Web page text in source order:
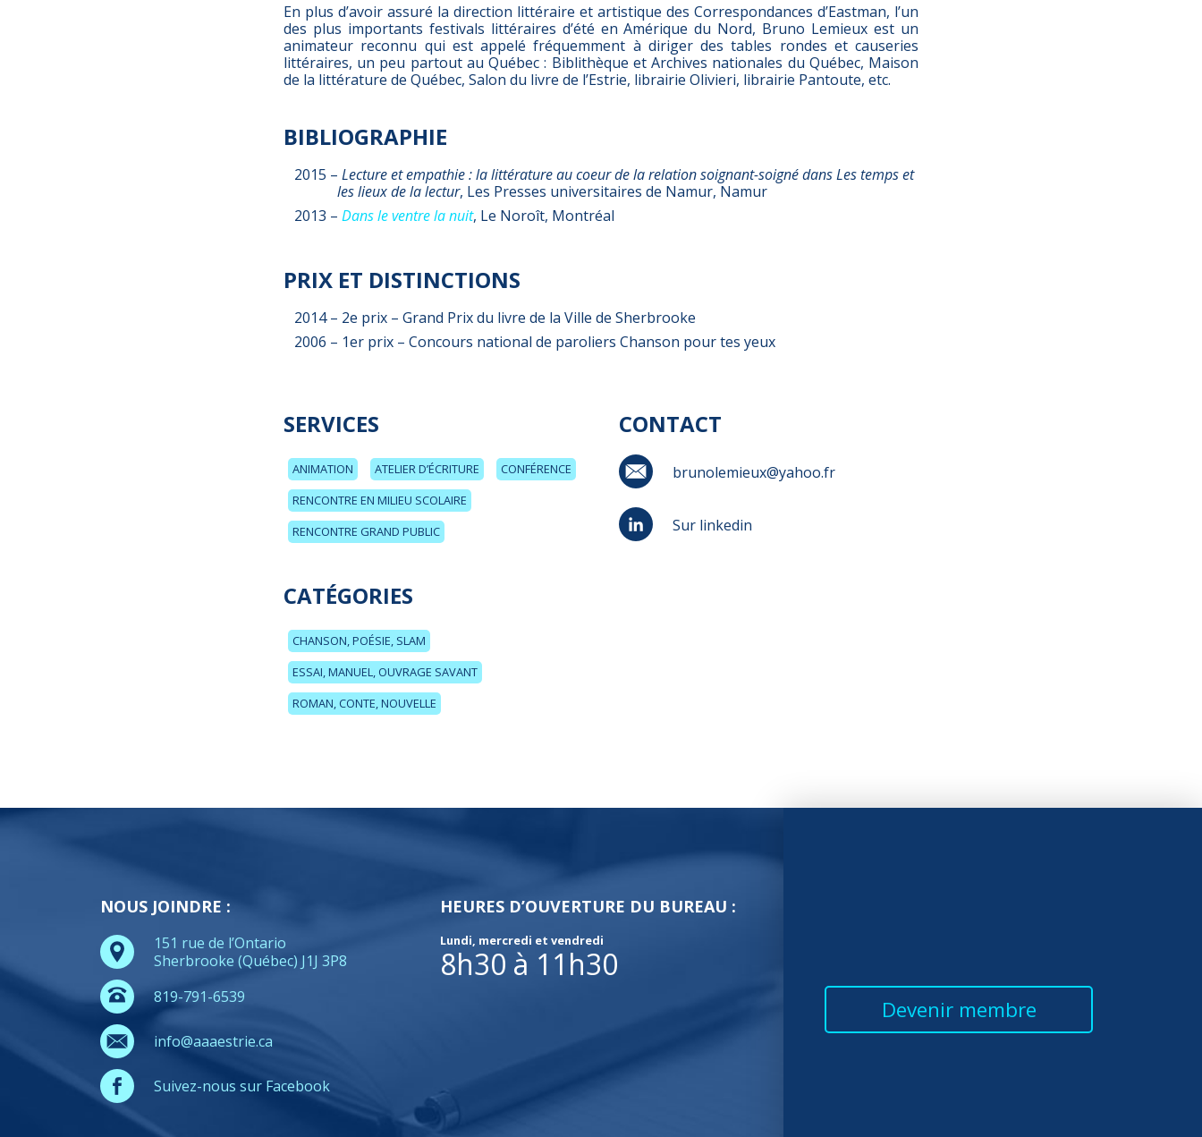
En plus d’avoir assuré la direction littéraire et artistique des Correspondances d’Eastman, l’un
des plus importants festivals littéraires d’été en Amérique du Nord, Bruno Lemieux est un
animateur reconnu qui est appelé fréquemment à diriger des tables rondes et causeries
littéraires, un peu partout au Québec : Biblithèque et Archives nationales du Québec, Maison
de la littérature de Québec, Salon du livre de l’Estrie, librairie Olivieri, librairie Pantoute, etc.
BIBLIOGRAPHIE
2015 – Lecture et empathie : la littérature au coeur de la relation soignant-soigné dans Les temps et
les lieux de la lectur, Les Presses universitaires de Namur, Namur
2013 – Dans le ventre la nuit, Le Noroît, Montréal
PRIX ET DISTINCTIONS
2014 – 2e prix – Grand Prix du livre de la Ville de Sherbrooke
2006 – 1er prix – Concours national de paroliers Chanson pour tes yeux
SERVICES
ANIMATION ATELIER D’ÉCRITURE
CONFÉRENCE
RENCONTRE EN MILIEU SCOLAIRE
RENCONTRE GRAND PUBLIC
CATÉGORIES
CHANSON, POÉSIE, SLAM
ESSAI, MANUEL, OUVRAGE SAVANT
ROMAN, CONTE, NOUVELLE
CONTACT
brunolemieux@yahoo.fr
Sur linkedin
NOUS JOINDRE :
151 rue de l’Ontario
Sherbrooke (Québec) J1J 3P8
819-791-6539
info@aaaestrie.ca
Suivez-nous sur Facebook
HEURES D’OUVERTURE DU BUREAU :
Lundi, mercredi et vendredi
8h30 à 11h30
Devenir membre